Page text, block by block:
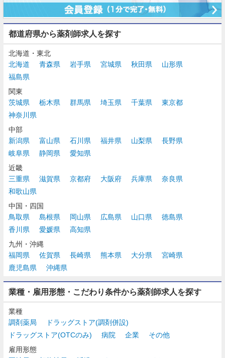
都道府県から薬剤師求人を探す
北海道・東北
北海道
青森県 岩手県 宮城県 秋田県
山形県
福島県
関東
茨城県
栃木県 群馬県 埼玉県 千葉県
東京都
神奈川県
中部
新潟県
富山県 石川県 福井県 山梨県
長野県
岐阜県
静岡県
愛知県
近畿
三重県
滋賀県 京都府 大阪府 兵庫県
奈良県
和歌山県
中国・四国
鳥取県
島根県 岡山県 広島県 山口県
徳島県
香川県
愛媛県
高知県
九州・沖縄
福岡県
佐賀県 長崎県 熊本県 大分県
宮崎県
鹿児島県
沖縄県
業種・雇用形態・こだわり条件から薬剤師求人を探す
業種
調剤薬局
ドラッグストア(調剤併設)
ドラッグストア(OTCのみ)
病院 企業
その他
雇用形態